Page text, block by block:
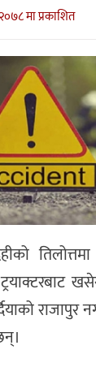
मा प्रकाशित
राजापुर